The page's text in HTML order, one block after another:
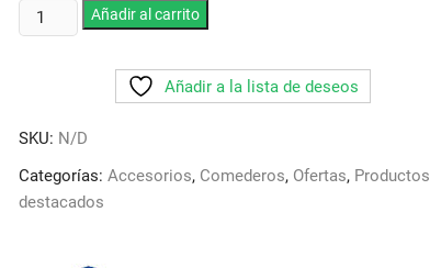
Comedero
Lujo
2GR
Varios
colores
Añadir al carrito
Añadir a la lista de deseos
SKU: N/D
Categorías: Accesorios, Comederos, Ofertas, Productos
destacados